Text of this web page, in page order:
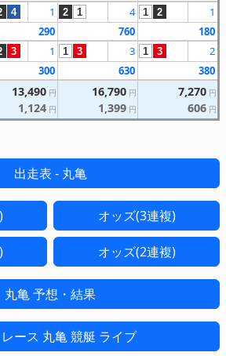
4 1 2 1 4 1 2
1
290 760
180
3 1 1 3 3 1 3
2
300 630 380
13,490 円
1,124 円
16,790 円
1,399 円
7,270 円
606 円
出走表 - 丸亀
オッズ(3連複)
オッズ(2連複)
丸亀 予想・結果
ース 丸亀 競艇 ライブ